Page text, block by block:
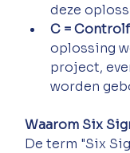
deze
C =
oplossing
project,
worden
Waarom Six
De term "Six